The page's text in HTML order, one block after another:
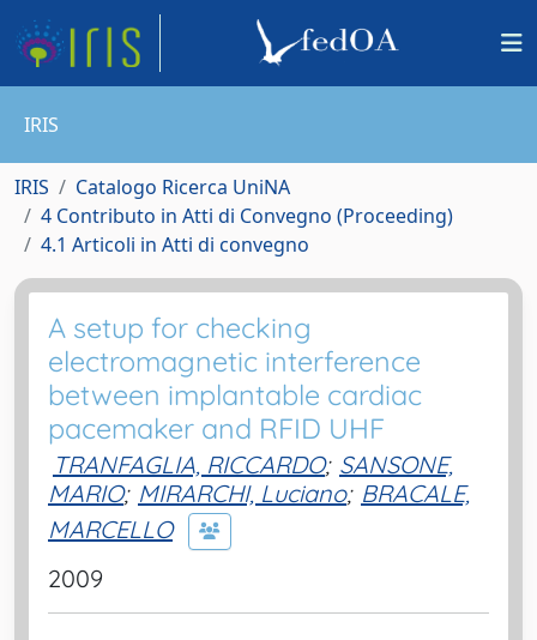
IRIS
IRIS
Catalogo Ricerca UniNA
4 Contributo in Atti di Convegno (Proceeding)
4.1 Articoli in Atti di convegno
A setup for checking
electromagnetic interference
between implantable cardiac
pacemaker and RFID UHF
TRANFAGLIA, RICCARDO; SANSONE,
MARIO; MIRARCHI, Luciano; BRACALE,
MARCELLO
2009